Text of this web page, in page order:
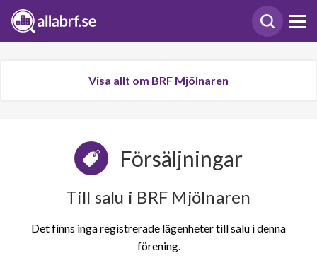
Visa allt om BRF Mjölnaren
Försäljningar
Till salu i BRF Mjölnaren
Det finns inga registrerade lägenheter till salu i denna
förening.